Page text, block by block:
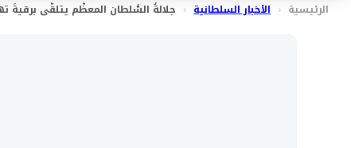
الرئيسية ‹ الأخبار السلطانية ‹ جلالةُ السُّلطان المعظّم يتلقّى برقيةَ